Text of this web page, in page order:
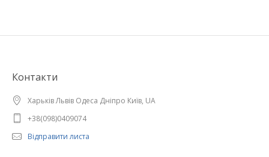
Контакти
Харьків Львів Одеса Дніпро Київ, UA
+38(098)0409074
Відправити листа